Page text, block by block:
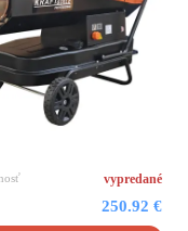
vypredané
250.92 €